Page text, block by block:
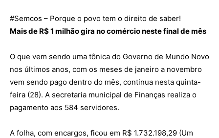
#Semcos – Porque o povo tem o direito de saber!
Mais de R$ 1 milhão gira no comércio neste final de mês
O que vem sendo uma tônica do Governo de Mundo Novo
nos últimos anos, com os meses de janeiro a novembro
vem sendo pago dentro do mês, continua nesta quinta-
feira (28). A secretaria municipal de Finanças realiza o
pagamento aos 584 servidores.
A folha, com encargos, ficou em R$ 1.732.198,29 (Um